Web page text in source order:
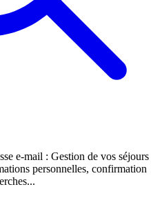
e-mail : Gestion de vos séjours
personnelles, confirmation